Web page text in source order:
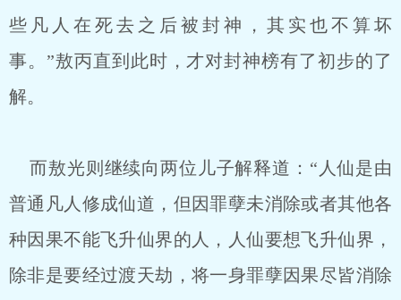
些凡人在死去之后被封神，其实也不算坏
事。”敖丙直到此时，才对封神榜有了初步的了
解。
而敖光则继续向两位儿子解释道：“人仙是由
普通凡人修成仙道，但因罪孽未消除或者其他各
种因果不能飞升仙界的人，人仙要想飞升仙界，
除非是要经过渡天劫，将一身罪孽因果尽皆消除